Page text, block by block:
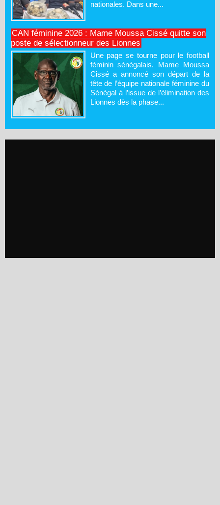
nationales. Dans une...
CAN féminine 2026 : Mame Moussa Cissé quitte son
poste de sélectionneur des Lionnes
Une page se tourne pour le football
féminin sénégalais. Mame Moussa
Cissé a annoncé son départ de la
tête de l’équipe nationale féminine du
Sénégal à l’issue de l’élimination des
Lionnes dès la phase...